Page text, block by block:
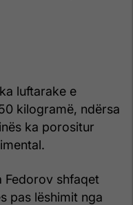
luftarake e
kilogramë, ndërsa
ka porositur
Fedorov shfaqet
pas lëshimit nga